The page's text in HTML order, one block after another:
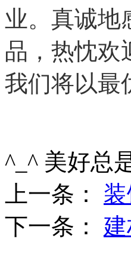
业。真诚地
品，热忱欢
我们将以最
^_^ 美好总
上一条：
下一条：